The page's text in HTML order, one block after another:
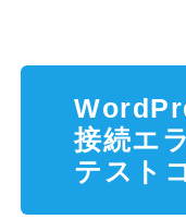
接続エ
テスト